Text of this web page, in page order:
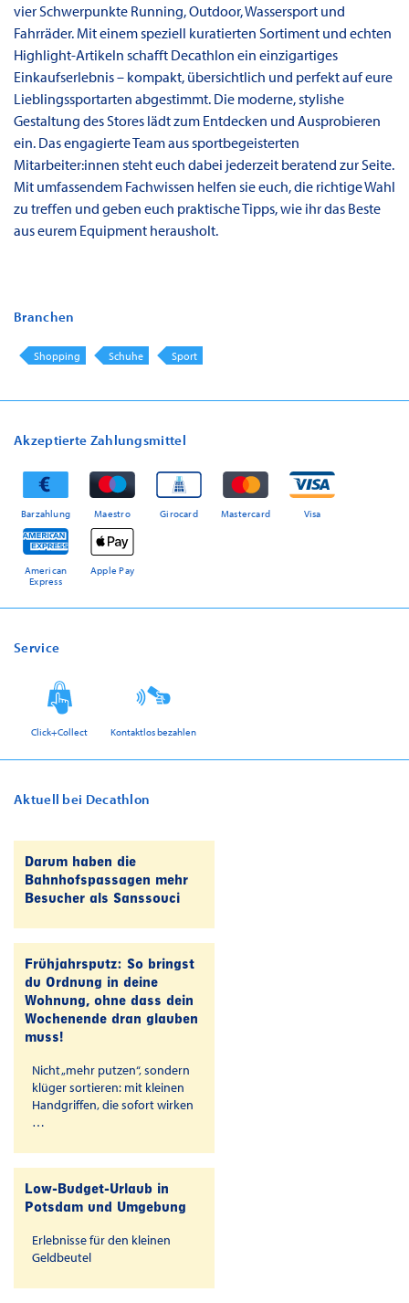
vier Schwerpunkte Running, Outdoor, Wassersport und
Fahrräder. Mit einem speziell kuratierten Sortiment und echten
Highlight-Artikeln schafft Decathlon ein einzigartiges
Einkaufserlebnis – kompakt, übersichtlich und perfekt auf eure
Lieblingssportarten abgestimmt. Die moderne, stylishe
Gestaltung des Stores lädt zum Entdecken und Ausprobieren
ein. Das engagierte Team aus sportbegeisterten
Mitarbeiter:innen steht euch dabei jederzeit beratend zur Seite.
Mit umfassendem Fachwissen helfen sie euch, die richtige Wahl
zu treffen und geben euch praktische Tipps, wie ihr das Beste
aus eurem Equipment herausholt.
Branchen
Shopping Schuhe Sport
Akzeptierte Zahlungsmittel
Barzahlung Maestro Girocard Mastercard Visa
American
Express
Apple Pay
Service
Click+Collect Kontaktlos bezahlen
Aktuell bei Decathlon
Darum haben die
Bahnhofspassagen mehr
Besucher als Sanssouci
Frühjahrsputz: So bringst
du Ordnung in deine
Wohnung, ohne dass dein
Wochenende dran glauben
muss!
Nicht „mehr putzen“, sondern
klüger sortieren: mit kleinen
Handgriffen, die sofort wirken
…
Low-Budget-Urlaub in
Potsdam und Umgebung
Erlebnisse für den kleinen
Geldbeutel